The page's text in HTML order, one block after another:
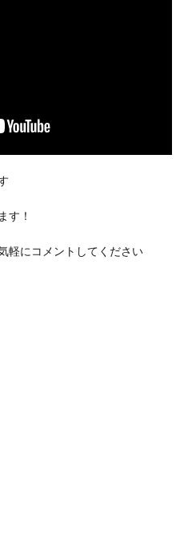
す！
軽にコメントしてください